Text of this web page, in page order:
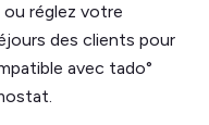
réglez votre
des clients pour
avec tado°